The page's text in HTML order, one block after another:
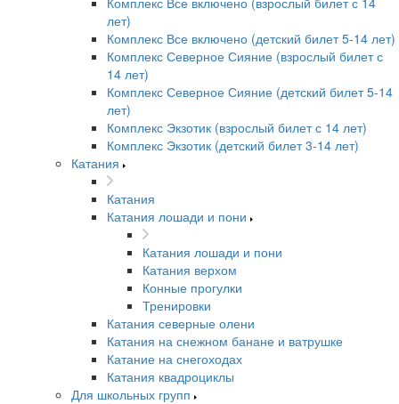
лет)
Комплекс Все включено (детский билет 5-14 лет)
Комплекс Северное Сияние (взрослый билет с
14 лет)
Комплекс Северное Сияние (детский билет 5-14
лет)
Комплекс Экзотик (взрослый билет с 14 лет)
Комплекс Экзотик (детский билет 3-14 лет)
Катания
Катания
Катания лошади и пони
Катания лошади и пони
Катания верхом
Конные прогулки
Тренировки
Катания северные олени
Катания на снежном банане и ватрушке
Катание на снегоходах
Катания квадроциклы
Для школьных групп